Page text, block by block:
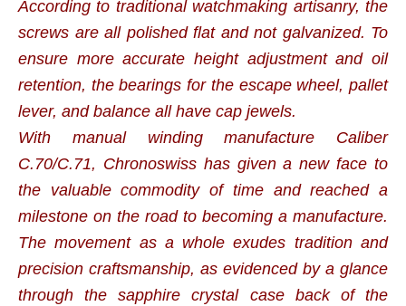
According to traditional watchmaking artisanry, the
screws are all polished flat and not galvanized. To
ensure more accurate height adjustment and oil
retention, the bearings for the escape wheel, pallet
lever, and balance all have cap jewels.
With manual winding manufacture Caliber
C.70/C.71, Chronoswiss has given a new face to
the valuable commodity of time and reached a
milestone on the road to becoming a manufacture.
The movement as a whole exudes tradition and
precision craftsmanship, as evidenced by a glance
through the sapphire crystal case back of the